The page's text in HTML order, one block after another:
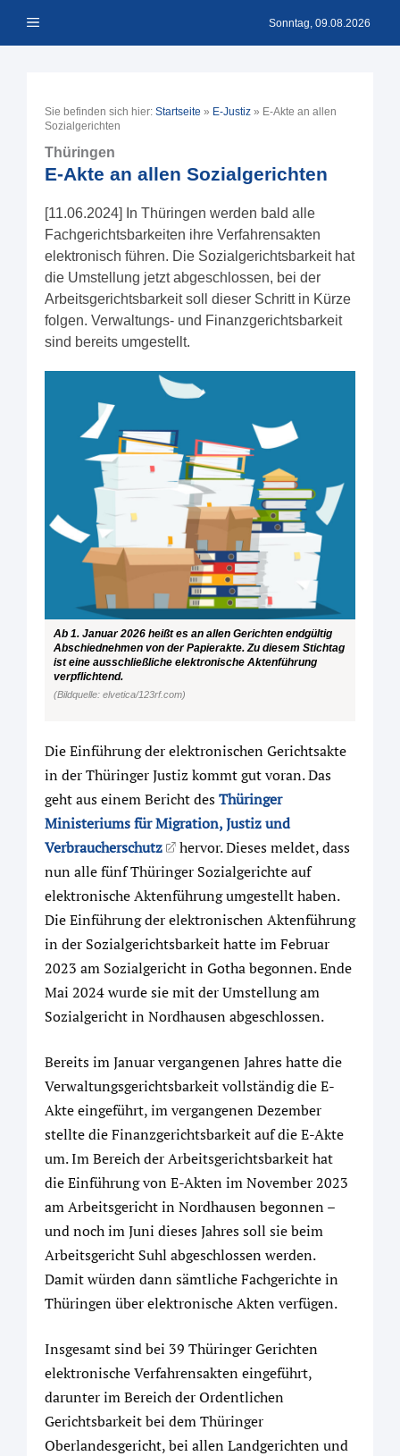
Inhalt Menü Sonntag, 09.08.2026
Sie befinden sich hier: Startseite » E-Justiz » E-Akte an allen
Sozialgerichten
Thüringen
E-Akte an allen Sozialgerichten
[11.06.2024] In Thüringen werden bald alle
Fachgerichtsbarkeiten ihre Verfahrensakten
elektronisch führen. Die Sozialgerichtsbarkeit hat
die Umstellung jetzt abgeschlossen, bei der
Arbeitsgerichtsbarkeit soll dieser Schritt in Kürze
folgen. Verwaltungs- und Finanzgerichtsbarkeit
sind bereits umgestellt.
Ab 1. Januar 2026 heißt es an allen Gerichten endgültig
Abschiednehmen von der Papierakte. Zu diesem Stichtag
ist eine ausschließliche elektronische Aktenführung
verpflichtend.
(Bildquelle: elvetica/123rf.com)
Die Einführung der elektronischen Gerichtsakte
in der Thüringer Justiz kommt gut voran. Das
geht aus einem Bericht desThüringer
Ministeriums für Migration, Justiz und
Verbraucherschutz
hervor. Dieses meldet, dass
nun alle fünf Thüringer Sozialgerichte auf
elektronische Aktenführung umgestellt haben.
Die Einführung der elektronischen Aktenführung
in der Sozialgerichtsbarkeit hatte im Februar
2023 am Sozialgericht in Gotha begonnen. Ende
Mai 2024 wurde sie mit der Umstellung am
Sozialgericht in Nordhausen abgeschlossen.
Bereits im Januar vergangenen Jahres hatte die
Verwaltungsgerichtsbarkeit vollständig die E-
Akte eingeführt, im vergangenen Dezember
stellte die Finanzgerichtsbarkeit auf die E-Akte
um. Im Bereich der Arbeitsgerichtsbarkeit hat
die Einführung von E-Akten im November 2023
am Arbeitsgericht in Nordhausen begonnen –
und noch im Juni dieses Jahres soll sie beim
Arbeitsgericht Suhl abgeschlossen werden.
Damit würden dann sämtliche Fachgerichte in
Thüringen über elektronische Akten verfügen.
Insgesamt sind bei 39 Thüringer Gerichten
elektronische Verfahrensakten eingeführt,
darunter im Bereich der Ordentlichen
Gerichtsbarkeit bei dem Thüringer
Oberlandesgericht, bei allen Landgerichten und